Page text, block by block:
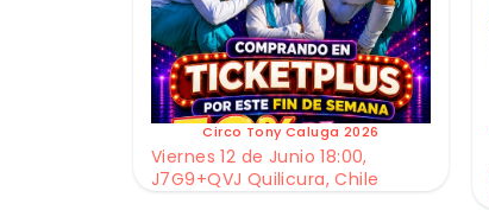
Circo Tony Caluga 2026
Viernes 12 de Junio 18:00,
J7G9+QVJ Quilicura, Chile